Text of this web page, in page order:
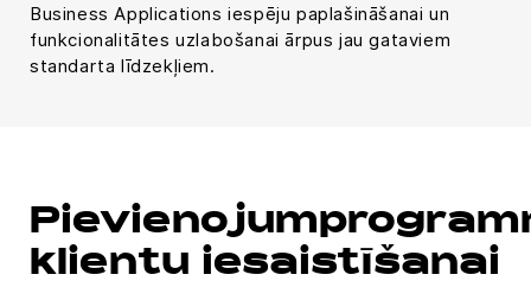
Business Applications iespēju paplašināšanai un
funkcionalitātes uzlabošanai ārpus jau gataviem
standarta līdzekļiem.
klientu iesaistīšanai